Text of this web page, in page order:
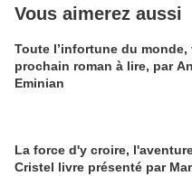
Vous aimerez aussi
Toute l’infortune du monde,
prochain roman à lire, par
Eminian
La force d'y croire,
Cristel livre présenté par Marie-